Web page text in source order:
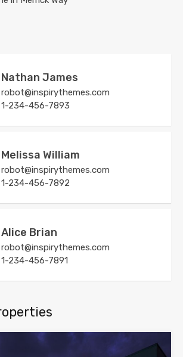
Nathan James
robot@inspirythemes.com
1-234-456-7893
Melissa William
robot@inspirythemes.com
1-234-456-7892
Alice Brian
robot@inspirythemes.com
1-234-456-7891